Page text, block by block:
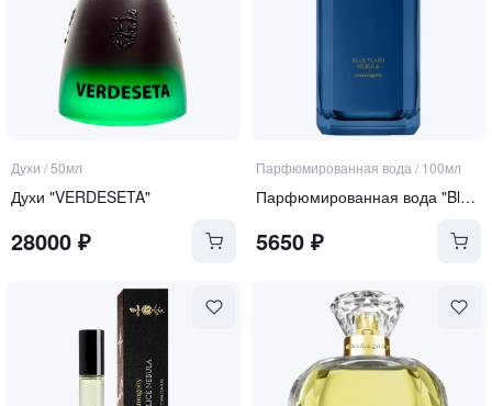
Духи /50мл
Духи "VERDESETA"
28000 ₽
Парфюмированная вода / 100мл
Парфюмированная вода "Blue Flash Nebula"
5650₽